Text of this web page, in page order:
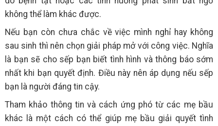
không thể làm khác được.
Nếu bạn còn chưa chắc về việc mình nghỉ hay không
sau sinh thì nên chọn giải pháp mở với công việc. Nghĩa
là bạn sẽ cho sếp bạn biết tình hình và thông báo sớm
nhất khi bạn quyết định. Điều này nên áp dụng nếu sếp
bạn là người đáng tin cậy.
Tham khảo thông tin và cách ứng phó từ các mẹ bầu
khác là một cách có thể giúp mẹ bầu giải quyết tình